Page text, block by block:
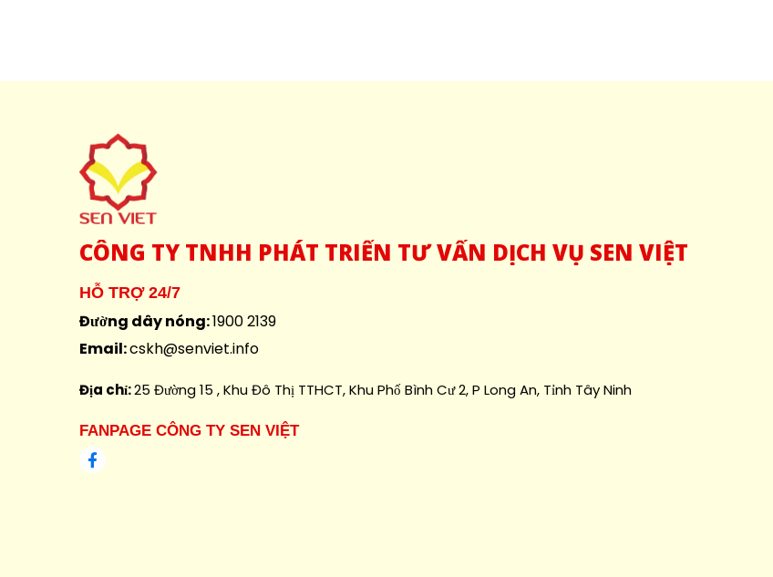
CÔNG TY TNHH PHÁT TRIỂN TƯ VẤN DỊCH VỤ SEN VIỆT
HỖ TRỢ 24/7
Đường dây nóng:1900 2139
Email:cskh@senviet.info
Địa chỉ:25 Đường 15 , Khu Đô Thị TTHCT, Khu Phố Bình Cư 2, P Long An, Tỉnh Tây Ninh
FANPAGE CÔNG TY SEN VIỆT